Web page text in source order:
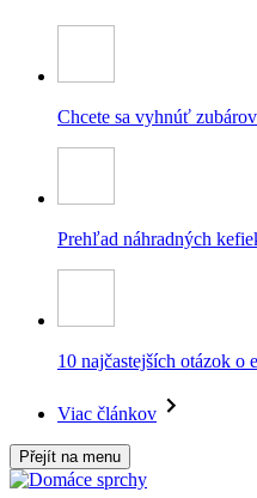
Chcete sa vyhnúť
Prehľad náhradných
10 najčastejších otázok o
Viac článkov
Přejít na menu